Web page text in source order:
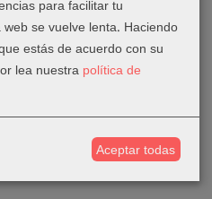
para facilitar tu
se vuelve lenta. Haciendo
estás de acuerdo con su
lea nuestra política de
Aceptar todas